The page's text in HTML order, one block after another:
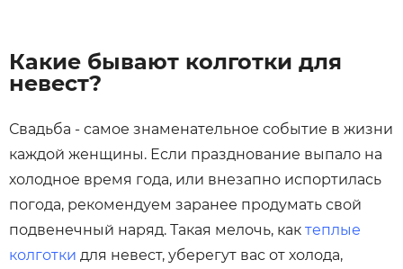
Какие бывают колготки для
невест?
Свадьба - самое знаменательное событие в жизни
каждой женщины. Если празднование выпало на
холодное время года, или внезапно испортилась
погода, рекомендуем заранее продумать свой
подвенечный наряд. Такая мелочь, как теплые
колготки для невест, уберегут вас от холода,